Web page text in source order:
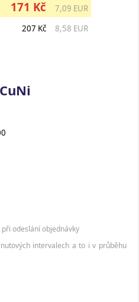
171 Kč
7,09 EUR
207 Kč 8,58 EUR
odeslání objednávky
intervalech a to i v průběhu